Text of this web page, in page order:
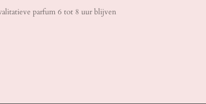
parfum 6 tot 8 uur blijven